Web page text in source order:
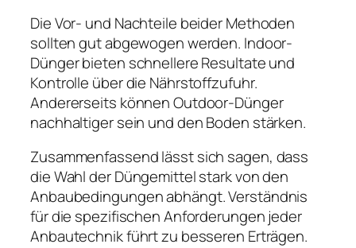
Die Vor- und Nachteile beider Methoden
sollten gut abgewogen werden. Indoor-
Dünger bieten schnellere Resultate und
Kontrolle über die Nährstoffzufuhr.
Andererseits können Outdoor-Dünger
nachhaltiger sein und den Boden stärken.
Zusammenfassend lässt sich sagen, dass
die Wahl der Düngemittel stark von den
Anbaubedingungen abhängt. Verständnis
für die spezifischen Anforderungen jeder
Anbautechnik führt zu besseren Erträgen.